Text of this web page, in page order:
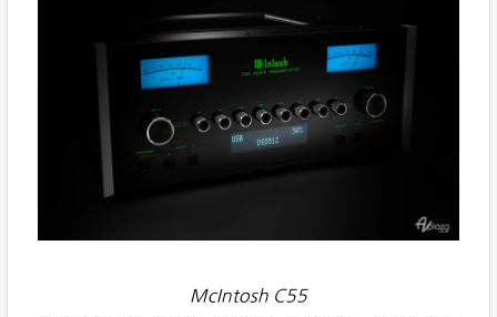
McIntosh C55